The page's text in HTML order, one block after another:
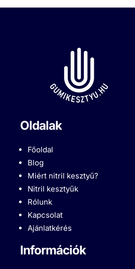
Oldalak
Főoldal
Blog
Miért nitril kesztyű?
Nitril kesztyűk
Rólunk
Kapcsolat
Ajánlatkérés
Információk